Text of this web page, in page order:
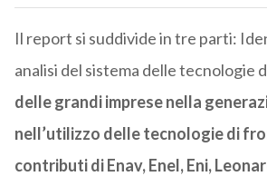
Il report si suddivide in tre parti:
analisi del sistema delle tecnologie
delle grandi imprese nella
nell’utilizzo delle tecnologie di
contributi di Enav, Enel, Eni,